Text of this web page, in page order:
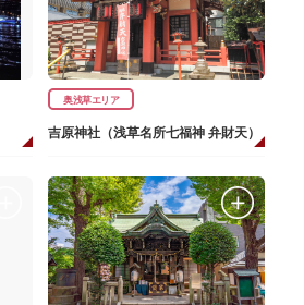
奥浅草エリア
吉原神社（浅草名所七福神 弁財天）